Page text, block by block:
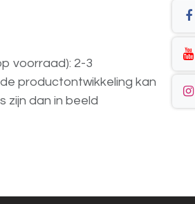
voorraad): 2-3
productontwikkeling kan
zijn dan in beeld